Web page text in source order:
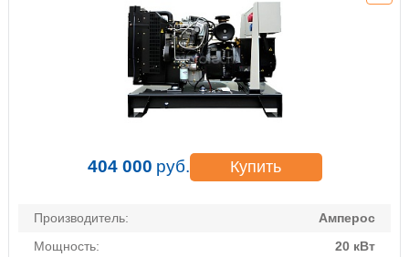
404 000 руб. Купить
Производитель:
Амперос
Мощность:
20 кВт